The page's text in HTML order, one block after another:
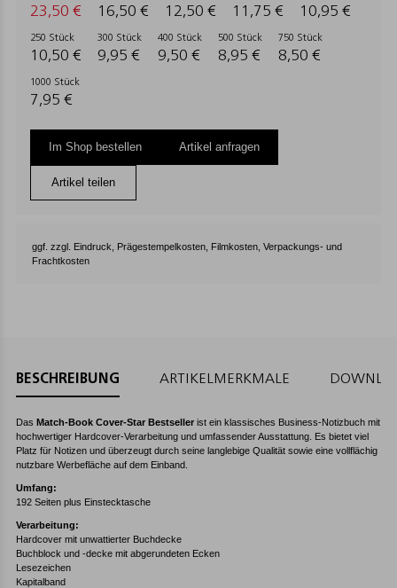
23,50 € 16,50 € 12,50 € 11,75 € 10,95 €
250 Stück
10,50 €
300 Stück
9,95 €
400 Stück
9,50 €
500 Stück
8,95 €
750 Stück
8,50 €
1000 Stück
7,95 €
Im Shop bestellen Artikel anfragen
Artikel teilen
ggf. zzgl. Eindruck, Prägestempelkosten, Filmkosten, Verpackungs- und
Frachtkosten
BESCHREIBUNG ARTIKELMERKMALE
Das Match-Book Cover-Star Bestseller ist ein klassisches Business-Notizbuch mit
hochwertiger Hardcover-Verarbeitung und umfassender Ausstattung. Es bietet viel
Platz für Notizen und überzeugt durch seine langlebige Qualität sowie eine vollflächig
nutzbare Werbefläche auf dem Einband.
Umfang:
192 Seiten plus Einstecktasche
Verarbeitung:
Hardcover mit unwattierter Buchdecke
Buchblock und -decke mit abgerundeten Ecken
Lesezeichen
Kapitalband